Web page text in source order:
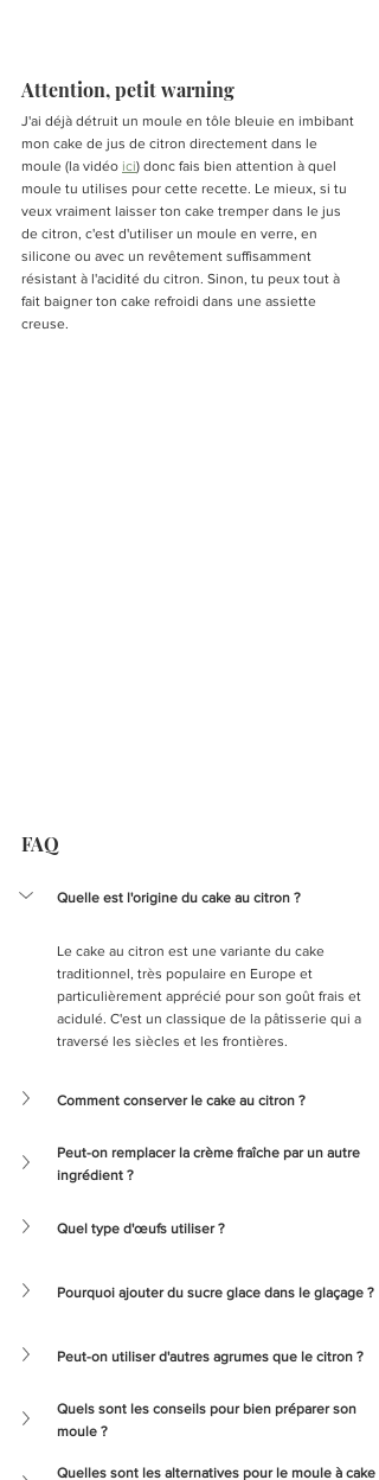
Attention, petit warning
J'ai déjà détruit un moule en tôle bleuie en imbibant
mon cake de jus de citron directement dans le
moule (la vidéo ici) donc fais bien attention à quel
moule tu utilises pour cette recette. Le mieux, si tu
veux vraiment laisser ton cake tremper dans le jus
de citron, c'est d'utiliser un moule en verre, en
silicone ou avec un revêtement suffisamment
résistant à l'acidité du citron. Sinon, tu peux tout à
fait baigner ton cake refroidi dans une assiette
creuse.
FAQ
Quelle est l'origine du cake au citron ?
Le cake au citron est une variante du cake
traditionnel, très populaire en Europe et
particulièrement apprécié pour son goût frais et
acidulé. C'est un classique de la pâtisserie qui a
traversé les siècles et les frontières.
Comment conserver le cake au citron ?
Peut-on remplacer la crème fraîche par un autre
ingrédient ?
Quel type d'œufs utiliser ?
Pourquoi ajouter du sucre glace dans le glaçage ?
Peut-on utiliser d'autres agrumes que le citron ?
Quels sont les conseils pour bien préparer son
moule ?
Quelles sont les alternatives pour le moule à cake